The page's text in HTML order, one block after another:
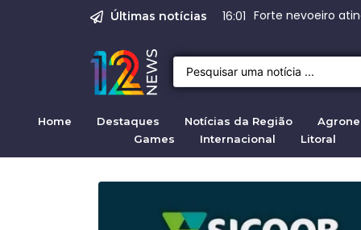
Últimas notícias 08:00 BNDES aprova
Justiça de SP
Emprego em
Empregos em
Crise migratória
Home Destaques Notícias da Região
Games
Internacional Litoral